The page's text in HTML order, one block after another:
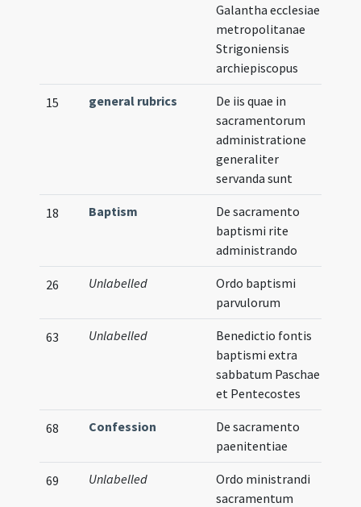
Galantha ecclesiae
metropolitanae
Strigoniensis
archiepiscopus
15 general rubrics
De iis quae in
sacramentorum
administratione
generaliter
servanda sunt
18 Baptism
De sacramento
baptismi rite
administrando
26 Unlabelled
Ordo baptismi
parvulorum
63 Unlabelled
Benedictio fontis
baptismi extra
sabbatum Paschae
et Pentecostes
68 Confession
De sacramento
paenitentiae
69 Unlabelled
Ordo ministrandi
sacramentum